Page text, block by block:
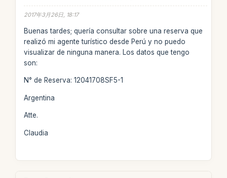
2017年3月26日, 18:17
Buenas tardes; quería consultar sobre una reserva que
realizó mi agente turístico desde Perú y no puedo
visualizar de ninguna manera. Los datos que tengo
son:
N° de Reserva: 12041708SF5-1
Argentina
Atte.
Claudia